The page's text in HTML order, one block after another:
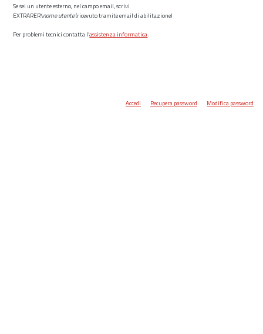
Se sei un utente esterno, nel campo email, scrivi
EXTRARER\nome utente(ricevuto tramite email di abilitazione)
Per problemi tecnici contatta l’assistenza informatica.
Accedi Recupera password Modifica password